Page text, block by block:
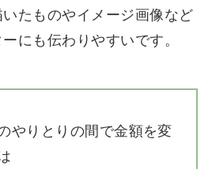
たものやイメージ画像など
にも伝わりやすいです。
やりとりの間で金額を変